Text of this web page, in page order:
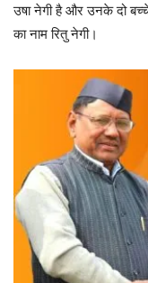
उषा नेगी है और उनके दो
का नाम रितु नेगी।